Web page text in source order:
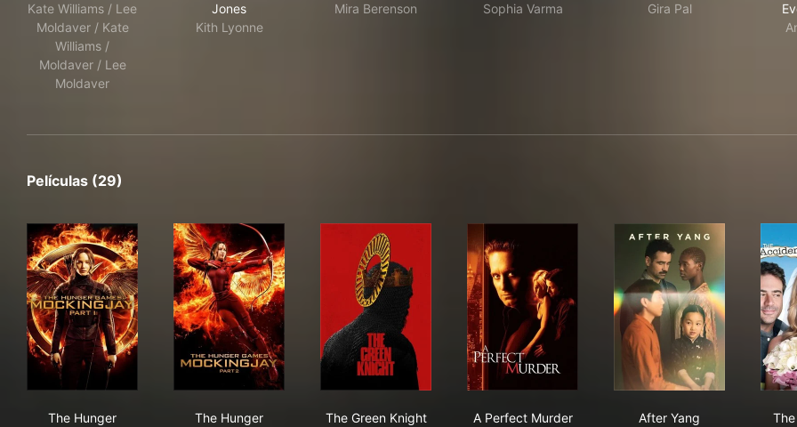
Kate Williams / Lee
Moldaver / Kate
Williams /
Moldaver / Lee
Moldaver
Jones
Kith Lyonne
Mira Berenson
Sophia Varma
Gira Pal
Películas (29)
The Hunger
The Hunger
The Green Knight
A Perfect Murder
After Yang